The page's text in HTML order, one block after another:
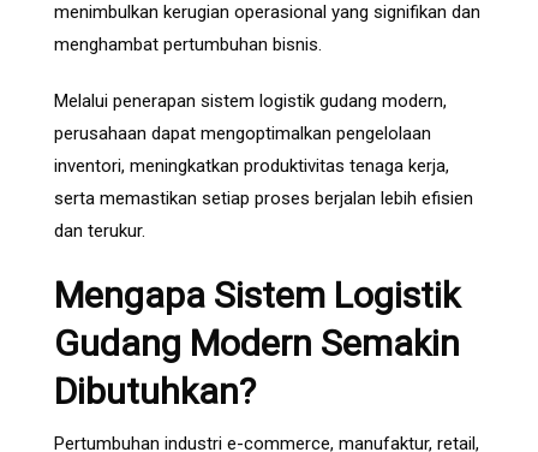
menimbulkan kerugian operasional yang signifikan dan
menghambat pertumbuhan bisnis.
Melalui penerapan sistem logistik gudang modern,
perusahaan dapat mengoptimalkan pengelolaan
inventori, meningkatkan produktivitas tenaga kerja,
serta memastikan setiap proses berjalan lebih efisien
dan terukur.
Mengapa Sistem Logistik
Gudang Modern Semakin
Dibutuhkan?
Pertumbuhan industri e-commerce, manufaktur, retail,